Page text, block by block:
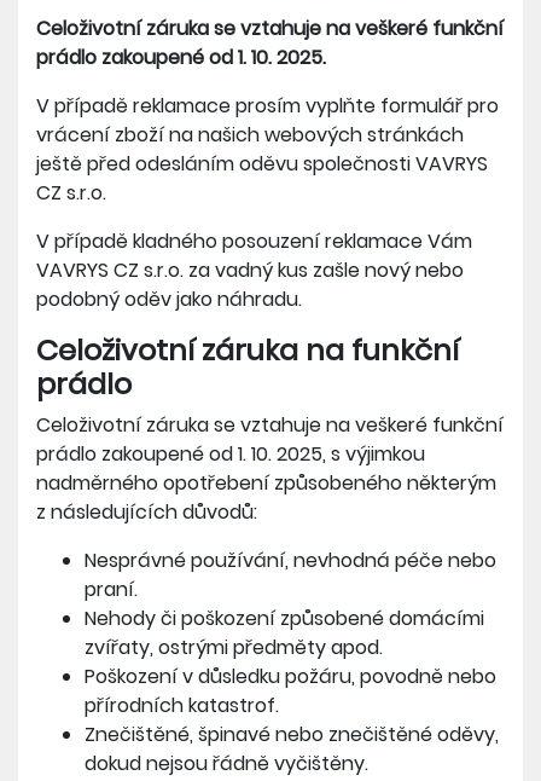
Celoživotní záruka se vztahuje na veškeré funkční
prádlo zakoupené od 1. 10. 2025.
V případě reklamace prosím vyplňte formulář pro
vrácení zboží na našich webových stránkách
ještě před odesláním oděvu společnosti VAVRYS
CZ s.r.o.
V případě kladného posouzení reklamace Vám
VAVRYS CZ s.r.o. za vadný kus zašle nový nebo
podobný oděv jako náhradu.
Celoživotní záruka na funkční
prádlo
Celoživotní záruka se vztahuje na veškeré funkční
prádlo zakoupené od 1. 10. 2025, s výjimkou
nadměrného opotřebení způsobeného některým
z následujících důvodů:
Nesprávné používání, nevhodná péče nebo
praní.
Nehody či poškození způsobené domácími
zvířaty, ostrými předměty apod.
Poškození v důsledku požáru, povodně nebo
přírodních katastrof.
Znečištěné, špinavé nebo znečištěné oděvy,
dokud nejsou řádně vyčištěny.